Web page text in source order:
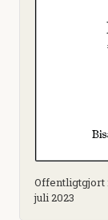
Offentligtgjort
juli 2023